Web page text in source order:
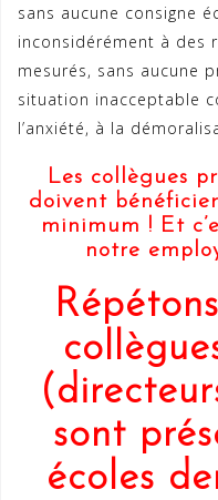
sans aucune consigne
inconsidérément à des
mesurés, sans aucune
situation inacceptable
l’anxiété, à la
Les collègues
doivent
minimum ! Et
notre
sont
écoles